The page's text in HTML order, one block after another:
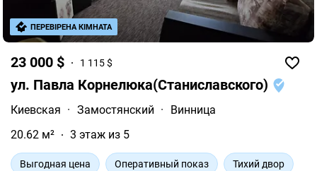
23 000 $ 1 115 $
ул. Павла Корнелюка(Станиславского)
Киевская · Замостянский ·
Винница
20.62 м²
3 этаж из 5
Выгодная цена Оперативный показ Тихий двор
ПЕРЕВІРЕНА КІМНАТА